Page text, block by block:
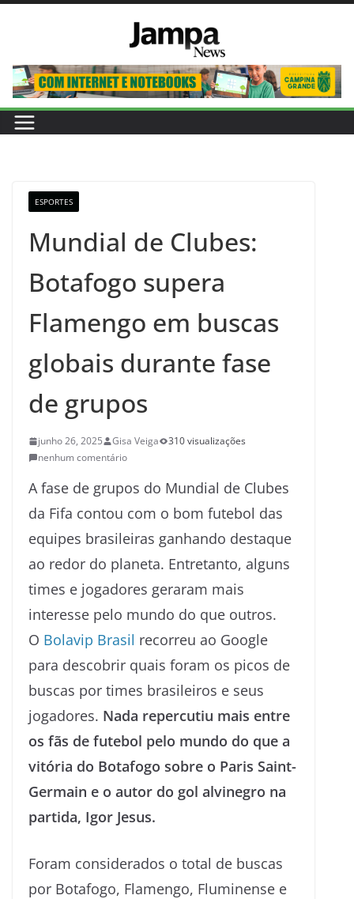
conteúdo
ESPORTES
Mundial de Clubes:
Botafogo supera
Flamengo em buscas
globais durante fase
de grupos
junho 26, 2025 Gisa Veiga
310 visualizações
nenhum comentário
A fase de grupos do Mundial de Clubes
da Fifa contou com o bom futebol das
equipes brasileiras ganhando destaque
ao redor do planeta. Entretanto, alguns
times e jogadores geraram mais
interesse pelo mundo do que outros.
O Bolavip Brasil recorreu ao Google
para descobrir quais foram os picos de
buscas por times brasileiros e seus
jogadores. Nada repercutiu mais entre
os fãs de futebol pelo mundo do que a
vitória do Botafogo sobre o Paris Saint-
Germain e o autor do gol alvinegro na
partida, Igor Jesus.
Foram considerados o total de buscas
por Botafogo, Flamengo, Fluminense e